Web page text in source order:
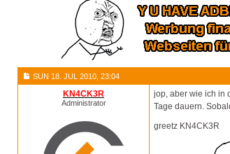
SUN 18. JUL 2010, 23:04
KN4CK3R
Administrator
jop, aber wie ich in
Tage dauern.
greetz KN4CK3R